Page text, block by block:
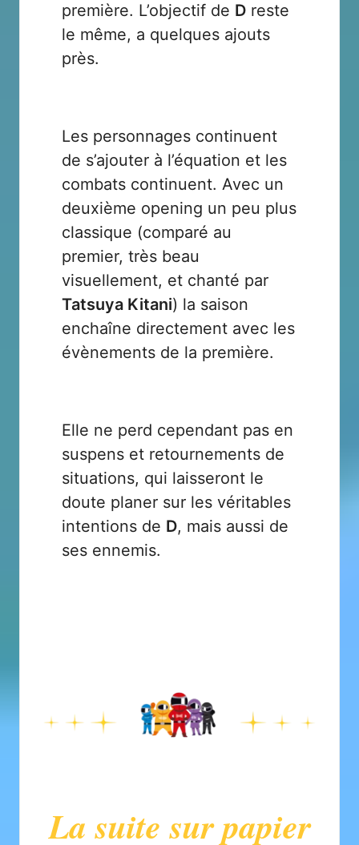
première. L’objectif de D reste
le même, a quelques ajouts
près.
Les personnages continuent
de s’ajouter à l’équation et les
combats continuent. Avec un
deuxième opening un peu plus
classique (comparé au
premier, très beau
visuellement, et chanté par
Tatsuya Kitani) la saison
enchaîne directement avec les
évènements de la première.
Elle ne perd cependant pas en
suspens et retournements de
situations, qui laisseront le
doute planer sur les véritables
intentions de D, mais aussi de
ses ennemis.
La suite sur papier